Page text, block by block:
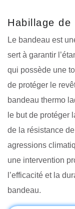
Habillage de
Le bandeau est
sert à garantir
qui possède une
de protéger le
bandeau thermo
le but de protéger
de la résistance
agressions
une intervention
l’efficacité et la
bandeau.